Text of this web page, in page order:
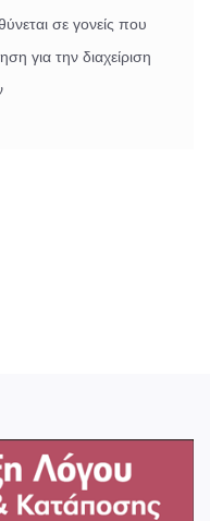
σε γονείς που
για την διαχείριση